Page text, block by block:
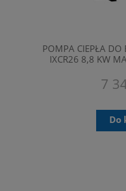
POMPA CIEPŁA DO
IXCR26 8,8 KW
7
Do